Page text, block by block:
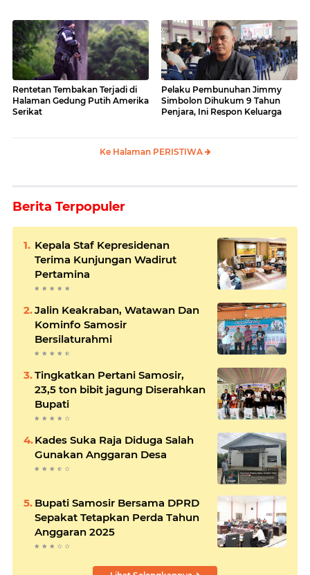
Rentetan Tembakan Terjadi di
Halaman Gedung Putih Amerika
Serikat
Pelaku Pembunuhan Jimmy
Simbolon Dihukum 9 Tahun
Penjara, Ini Respon Keluarga
Ke Halaman PERISTIWA
Berita Terpopuler
Kepala Staf Kepresidenan
Terima Kunjungan Wadirut
Pertamina
Jalin Keakraban, Watawan Dan
Kominfo Samosir
Bersilaturahmi
Tingkatkan Pertani Samosir,
23,5 ton bibit jagung Diserahkan
Bupati
Kades Suka Raja Diduga Salah
Gunakan Anggaran Desa
Bupati Samosir Bersama DPRD
Sepakat Tetapkan Perda Tahun
Anggaran 2025